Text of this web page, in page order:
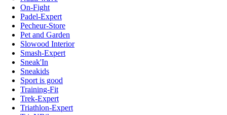
On-Fight
Padel-Expert
Pecheur-Store
Pet and Garden
Slowood Interior
Smash-Expert
Sneak'In
Sneakids
Sport is good
Training-Fit
Trek-Expert
Triathlon-Expert